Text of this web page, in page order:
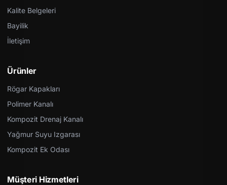
Kalite Belgeleri
Bayilik
İletişim
Ürünler
Rögar Kapakları
Polimer Kanalı
Kompozit Drenaj Kanalı
Yağmur Suyu Izgarası
Kompozit Ek Odası
Müşteri Hizmetleri